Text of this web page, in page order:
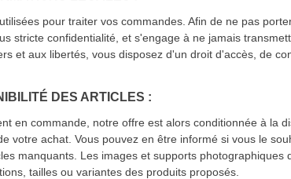
pour traiter vos commandes. Afin de ne pas
stricte confidentialité, et s'engage à ne jamais
et aux libertés, vous disposez d'un droit d'accès, de
DES ARTICLES :
en commande, notre offre est alors conditionnée à la
votre achat. Vous pouvez en être informé si vous le
manquants. Les images et supports photographiques
tailles ou variantes des produits proposés.